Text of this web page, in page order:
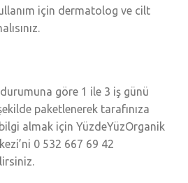
için dermatolog ve cilt
göre 1 ile 3 iş günü
paketlenerek tarafınıza
almak için YüzdeYüzOrganik
0 532 667 69 42